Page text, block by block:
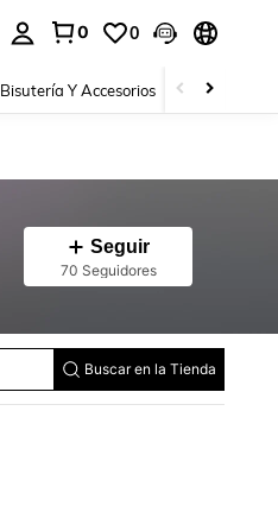
0 0
Bisutería Y Accesorios Zapatos
Seguir
70 Seguidores
Buscar en la Tienda